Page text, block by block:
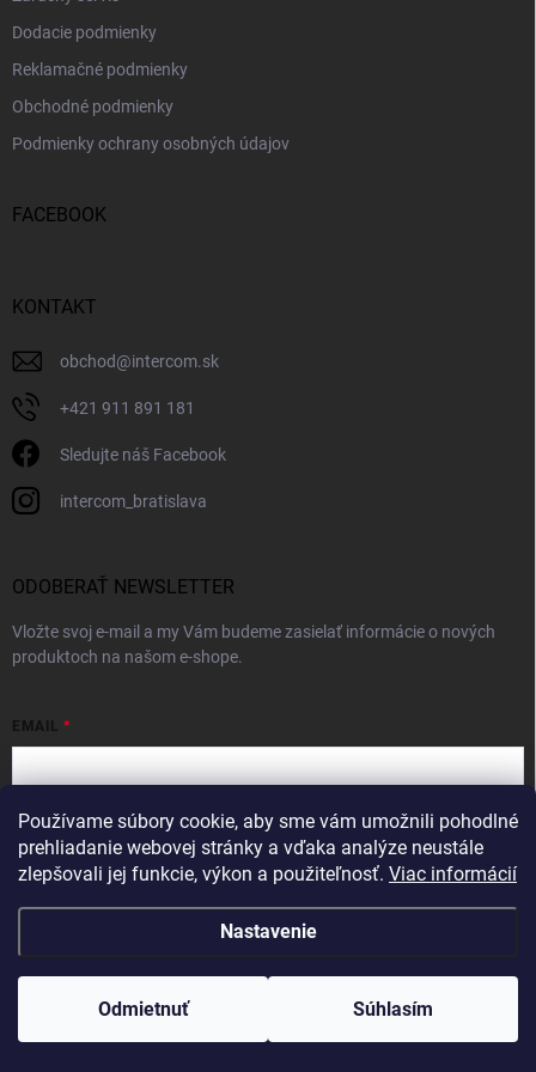
Používame súbory cookie, aby sme vám umožnili pohodlné
prehliadanie webovej stránky a vďaka analýze neustále
zlepšovali jej funkcie, výkon a použiteľnosť. Viac informácií
Nastavenie
Odmietnuť Súhlasím
Dodacie podmienky
Reklamačné podmienky
Obchodné podmienky
Podmienky ochrany osobných údajov
FACEBOOK
KONTAKT
obchod@intercom.sk
+421 911 891 181
Sledujte náš Facebook
intercom_bratislava
ODOBERAŤ NEWSLETTER
Vložte svoj e-mail a my Vám budeme zasielať informácie o nových
produktoch na našom e-shope.
EMAIL
Vložením e-mailu súhlasíte spodmienkami ochrany osobných údajov
Prihlásiť sa
Vytvoril Shoptet
Copyright 2026 . Všetky práva vyhradené.